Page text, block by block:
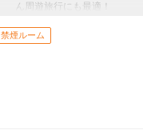
ん周遊旅行にも最適！
フライトは、安心のJAL（ま
オプションでレンタカーや
禁煙ルーム